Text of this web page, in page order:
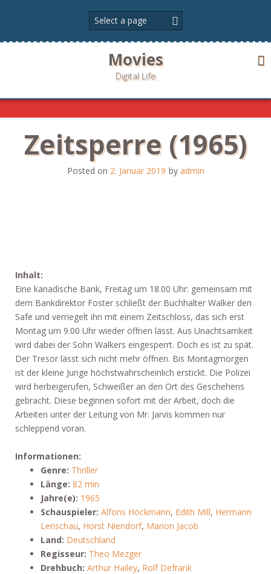
Movies
Digital Life
Zeitsperre (1965)
Posted on 2. Januar 2019 by admin
Inhalt:
Eine kanadische Bank, Freitag um 18.00 Uhr: gemeinsam mit
dem Bankdirektor Foster schließt der Buchhalter Walker den
Safe und verriegelt ihn mit einem Zeitschloss, das sich erst
Montag um 9.00 Uhr wieder öffnen lässt. Aus Unachtsamkeit
wird dabei der Sohn Walkers eingesperrt. Doch es ist zu spät.
Der Tresor lässt sich nicht mehr öffnen. Bis Montagmorgen
ist der kleine Junge höchstwahrscheinlich erstickt. Die Polizei
wird herbeigerufen, Schweißer an den Ort des Geschehens
gebracht. Diese beginnen sofort mit der Arbeit, doch die
Arbeiten unter der Leitung von Mr. Jarvis kommen nur
schleppend voran.
Informationen:
Genre: Thriller
Länge: 82 min
Jahre(e): 1965
Schauspieler: Alfons Höckmann, Edith Mill, Hermann
Lenschau, Horst Niendorf, Marion Jacob
Land: Deutschland
Regisseur: Theo Mezger
Drehbuch: Arthur Hailey, Rolf Defrank